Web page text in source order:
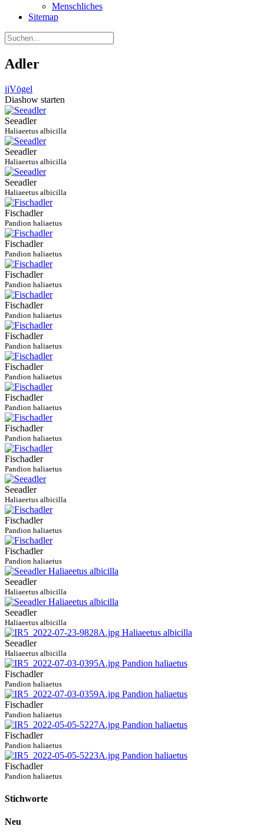
Menschliches
Sitemap
Adler
jjVögel
Diashow starten
Seeadler
Haliaeetus albicilla
Seeadler
Haliaeetus albicilla
Seeadler
Haliaeetus albicilla
Fischadler
Pandion haliaetus
Fischadler
Pandion haliaetus
Fischadler
Pandion haliaetus
Fischadler
Pandion haliaetus
Fischadler
Pandion haliaetus
Fischadler
Pandion haliaetus
Fischadler
Pandion haliaetus
Fischadler
Pandion haliaetus
Fischadler
Pandion haliaetus
Seeadler
Haliaeetus albicilla
Fischadler
Pandion haliaetus
Fischadler
Pandion haliaetus
Seeadler
Haliaeetus albicilla
Seeadler
Haliaeetus albicilla
Seeadler
Haliaeetus albicilla
Fischadler
Pandion haliaetus
Fischadler
Pandion haliaetus
Fischadler
Pandion haliaetus
Fischadler
Pandion haliaetus
Stichworte
Neu